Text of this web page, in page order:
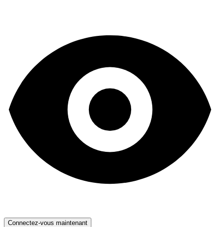
Connectez-vous maintenant